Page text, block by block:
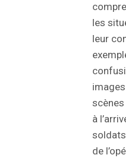
les
leur
à
de